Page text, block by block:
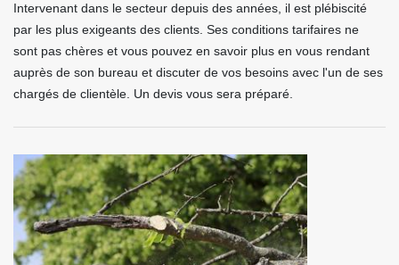
Intervenant dans le secteur depuis des années, il est plébiscité
par les plus exigeants des clients. Ses conditions tarifaires ne
sont pas chères et vous pouvez en savoir plus en vous rendant
auprès de son bureau et discuter de vos besoins avec l'un de ses
chargés de clientèle. Un devis vous sera préparé.